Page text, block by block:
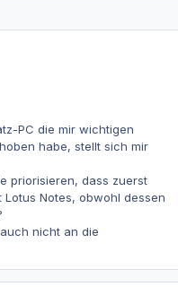
PC die mir wichtigen
habe, stellt sich mir
priorisieren, dass zuerst
Notes, obwohl dessen
nicht an die